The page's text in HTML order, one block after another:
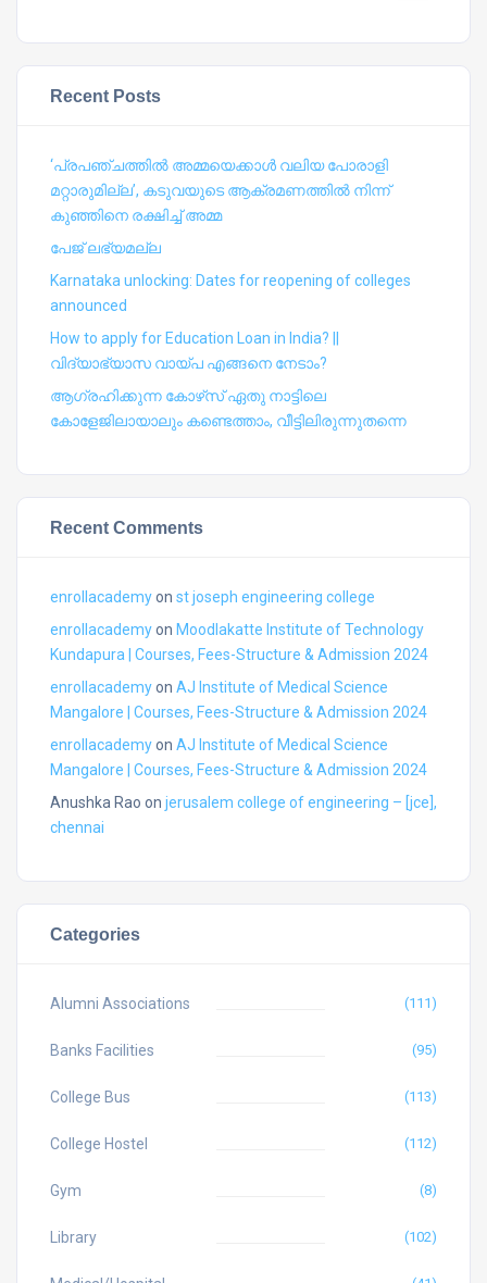
Recent Posts
‘പ്രപഞ്ചത്തില്‍ അമ്മയെക്കാള്‍ വലിയ പോരാളി
മറ്റാരുമില്ല’, കടുവയുടെ ആക്രമണത്തില്‍ നിന്ന്
കുഞ്ഞിനെ രക്ഷിച്ച് അമ്മ
പേജ് ലഭ്യമല്ല
Karnataka unlocking: Dates for reopening of colleges
announced
How to apply for Education Loan in India? ||
വിദ്യാഭ്യാസ വായ്പ എങ്ങനെ നേടാം?
ആഗ്രഹിക്കുന്ന കോഴ്‍സ് ഏതു നാട്ടിലെ
കോളേജിലായാലും കണ്ടെത്താം, വീട്ടിലിരുന്നുതന്നെ
Recent Comments
enrollacademyon st joseph engineering college
enrollacademyon Moodlakatte Institute of Technology
Kundapura | Courses, Fees-Structure & Admission 2024
enrollacademyon AJ Institute of Medical Science
Mangalore | Courses, Fees-Structure & Admission 2024
enrollacademyon AJ Institute of Medical Science
Mangalore | Courses, Fees-Structure & Admission 2024
Anushka Rao on jerusalem college of engineering – [jce],
chennai
Categories
Alumni Associations (111)
Banks Facilities (95)
College Bus (113)
College Hostel (112)
Gym (8)
Library (102)